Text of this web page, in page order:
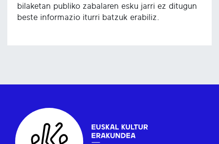
bilaketan publiko zabalaren esku jarri ez ditugun
beste informazio iturri batzuk erabiliz.